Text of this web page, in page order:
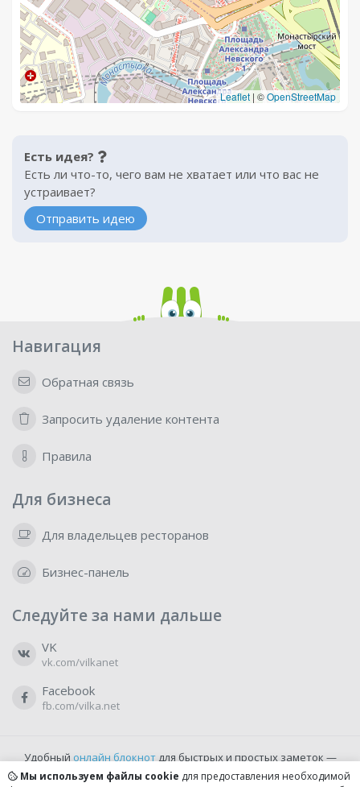
Leaflet | ©OpenStreetMap
Есть идея?
Есть ли что-то, чего вам не хватает или что вас не
устраивает?
Отправить идею
Навигация
Обратная связь
Запросить удаление контента
Правила
Для бизнеса
Для владельцев ресторанов
Бизнес-панель
Следуйте за нами дальше
VK
vk.com/vilkanet
Facebook
fb.com/vilka.net
Удобный онлайн блокнотдля быстрых и простых заметок —
бесплатно и доступно прямо из браузера.
Мы используем файлы cookie для предоставления необходимой